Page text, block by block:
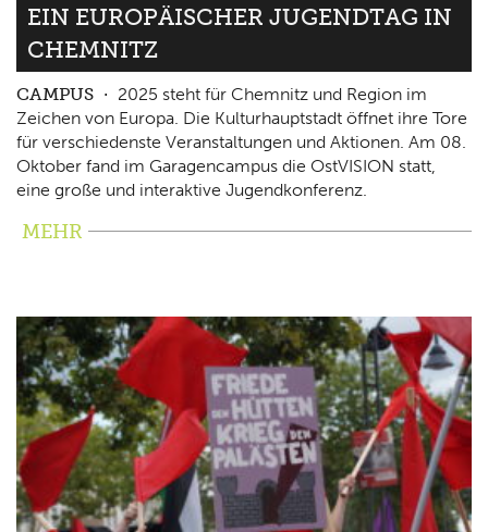
EIN EUROPÄISCHER JUGENDTAG IN
CHEMNITZ
CAMPUS
2025 steht für Chemnitz und Region im
Zeichen von Europa. Die Kulturhauptstadt öffnet ihre Tore
für verschiedenste Veranstaltungen und Aktionen. Am 08.
Oktober fand im Garagencampus die OstVISION statt,
eine große und interaktive Jugendkonferenz.
MEHR